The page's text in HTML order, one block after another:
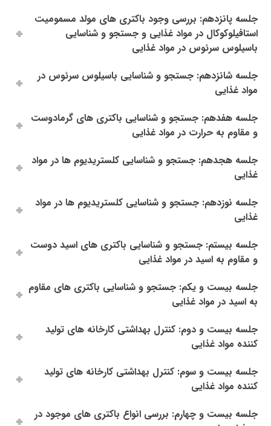
جلسه پانزدهم: بررسی وجود باکتری های مولد مسمومیت
استافیلوکوکال در مواد غذایی و جستجو و شناسایی
باسیلوس سرئوس در مواد غذایی
جلسه شانزدهم: جستجو و شناسایی باسیلوس سرئوس در
مواد غذایی
جلسه هفدهم: جستجو و شناسایی باکتری های گرمادوست
و مقاوم به حرارت در مواد غذایی
جلسه هجدهم: جستجو و شناسایی کلستریدیوم ها در مواد
غذایی
جلسه نوزدهم: جستجو و شناسایی کلستریدیوم ها در مواد
غذایی
جلسه بیستم: جستجو و شناسایی باکتری های اسید دوست
و مقاوم به اسید در مواد غذایی
جلسه بیست و یکم: جستجو و شناسایی باکتری های مقاوم
به اسید در مواد غذایی
جلسه بیست و دوم: کنترل بهداشتی کارخانه های تولید
کننده مواد غذایی
جلسه بیست و سوم: کنترل بهداشتی کارخانه های تولید
کننده مواد غذایی
جلسه بیست و چهارم: بررسی انواع باکتری های موجود در